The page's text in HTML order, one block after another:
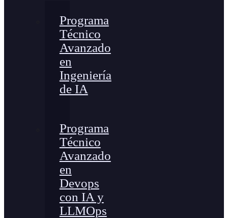
Programa
Técnico
Avanzado
en
Ingeniería
de IA
Programa
Técnico
Avanzado
en
Devops
con IA y
LLMOps